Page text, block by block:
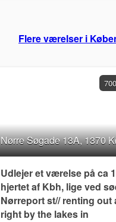
Flere værelser i
Nørre Søgade 13A, 1370
Udlejer et værelse på ca
hjertet af Kbh, lige ved
Nørreport st// renting out
right by the lakes in